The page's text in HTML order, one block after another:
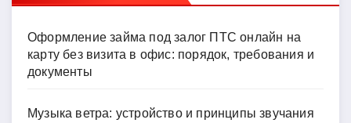
Оформление займа под залог ПТС онлайн на
карту без визита в офис: порядок, требования и
документы
Музыка ветра: устройство и принципы звучания